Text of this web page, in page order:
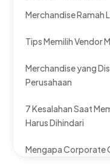
Merchandise Ramah
Tips Memilih Vendor
Merchandise yang
Perusahaan
7 Kesalahan Saat
Harus Dihindari
Mengapa Corporate